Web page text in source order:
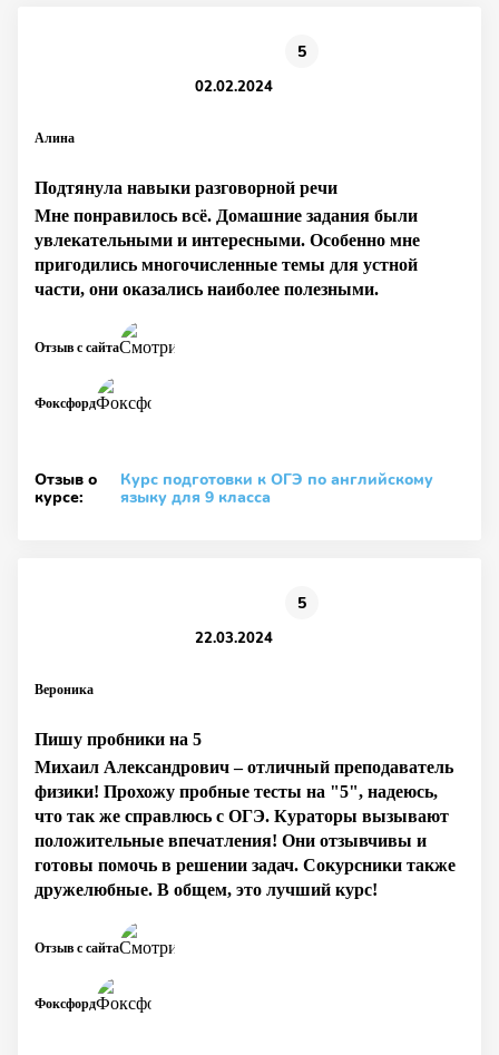
Алина
5
02.02.2024
Подтянула навыки разговорной речи
Мне понравилось всё. Домашние задания были
увлекательными и интересными. Особенно мне
пригодились многочисленные темы для устной
части, они оказались наиболее полезными.
Фоксфорд
Отзыв с сайта
Отзыв о
курсе:
Курс подготовки к ОГЭ по английскому
языку для 9 класса
Вероника
5
22.03.2024
Пишу пробники на 5
Михаил Александрович – отличный преподаватель
физики! Прохожу пробные тесты на "5", надеюсь,
что так же справлюсь с ОГЭ. Кураторы вызывают
положительные впечатления! Они отзывчивы и
готовы помочь в решении задач. Сокурсники также
дружелюбные. В общем, это лучший курс!
Фоксфорд
Отзыв с сайта